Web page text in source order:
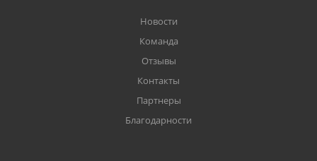
Новости
Команда
Отзывы
Контакты
Партнеры
Благодарности